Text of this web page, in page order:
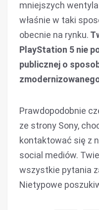
mniejszych
właśnie w taki
obecnie na rynku.
PlayStation 5 nie
publicznej o
Prawdopodobnie
ze strony Sony,
kontaktować się z
social mediów.
wszystkie pytania
Nietypowe